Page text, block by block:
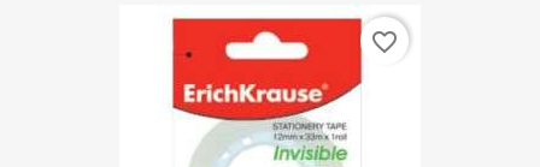
favorite_border